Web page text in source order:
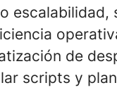
escalabilidad,
de
scripts y